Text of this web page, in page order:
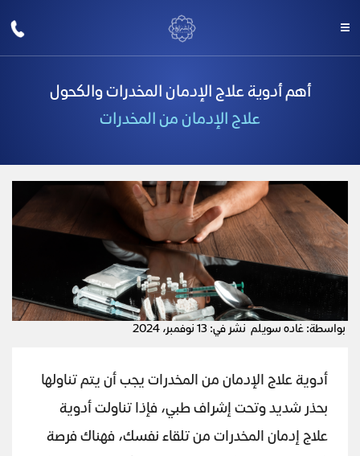
أهم أدوية علاج الإدمان المخدرات والكحول
علاج الإدمان من المخدرات
بواسطة: غاده سويلم نشر في: 13 نوفمبر، 2024
أدوية علاج الإدمان من المخدرات يجب أن يتم تناولها
بحذر شديد وتحت إشراف طبي، فإذا تناولت أدوية
علاج إدمان المخدرات من تلقاء نفسك، فهناك فرصة